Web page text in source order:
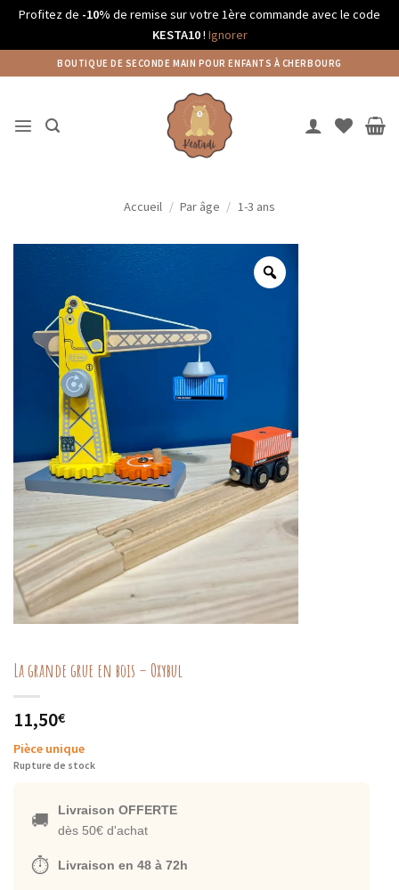
Profitez de -10% de remise sur votre 1ère commande avec le code
KESTA10! Ignorer
au
BOUTIQUE DE SECONDE MAIN POUR ENFANTS À CHERBOURG
Accueil / Par âge / 1-3 ans
La grande grue en bois – Oxybul
11,50€
Pièce unique
Rupture de stock
🚚
Livraison OFFERTE
dès 50€ d'achat
⏱️ Livraison en 48 à 72h